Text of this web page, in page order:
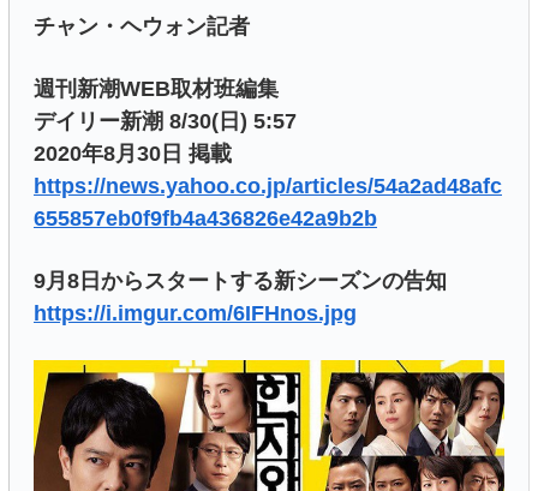
チャン・ヘウォン記者
週刊新潮WEB取材班編集
デイリー新潮 8/30(日) 5:57
2020年8月30日 掲載
https://news.yahoo.co.jp/articles/54a2ad48afc
655857eb0f9fb4a436826e42a9b2b
9月8日からスタートする新シーズンの告知
https://i.imgur.com/6IFHnos.jpg